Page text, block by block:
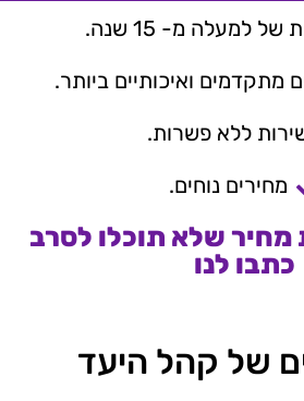
למעלה מ- 15 שנה.
מתקדמים ואיכותיים ביותר.
ללא פשרות.
מחירים נוחים.
שלא תוכלו לסרב
כתבו לנו
של קהל היעד